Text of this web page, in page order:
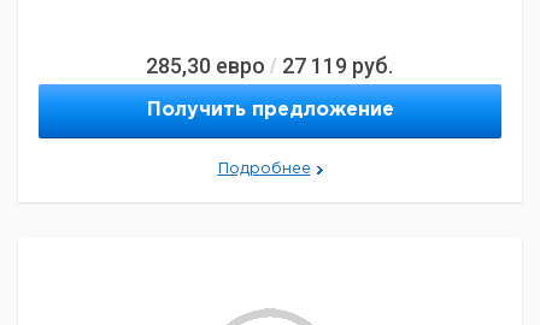
285,30 евро / 27 119 руб.
Получить предложение
Подробнее